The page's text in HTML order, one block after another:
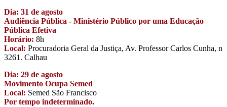
Dia: 31 de agosto
Audiência Pública - Ministério Público por uma Educação
Pública Efetiva
Horário: 8h
Local: Procuradoria Geral da Justiça, Av. Professor Carlos Cunha, n
3261. Calhau
Dia: 29 de agosto
Movimento Ocupa Semed
Local: Semed São Francisco
Por tempo indeterminado.